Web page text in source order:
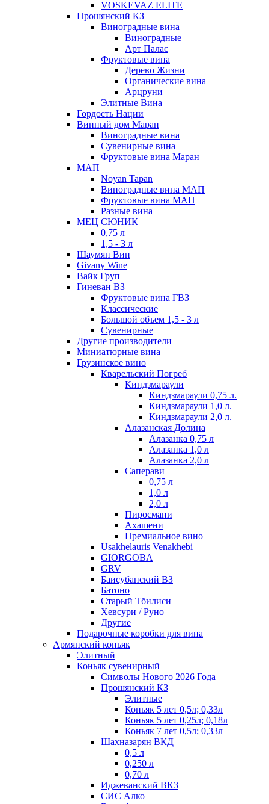
VOSKEVAZ ELITE
Прошянский КЗ
Виноградные вина
Виноградные
Арт Палас
Фруктовые вина
Дерево Жизни
Органические вина
Арцруни
Элитные Вина
Гордость Нации
Винный дом Маран
Виноградные вина
Сувенирные вина
Фруктовые вина Маран
МАП
Noyan Tapan
Виноградные вина МАП
Фруктовые вина МАП
Разные вина
МЕЦ СЮНИК
0,75 л
1,5 - 3 л
Шаумян Вин
Givany Wine
Вайк Груп
Гиневан ВЗ
Фруктовые вина ГВЗ
Классические
Большой объем 1,5 - 3 л
Сувенирные
Другие производители
Миниатюрные вина
Грузинское вино
Кварельский Погреб
Киндзмараули
Киндзмараули 0,75 л.
Киндзмараули 1,0 л.
Киндзмараули 2,0 л.
Алазанская Долина
Алазанка 0,75 л
Алазанка 1,0 л
Алазанка 2,0 л
Саперави
0,75 л
1,0 л
2,0 л
Пиросмани
Ахашени
Премиальное вино
Usakhelauris Venakhebi
GIORGOBA
GRV
Баисубанский ВЗ
Батоно
Старый Тбилиси
Хевсури / Руно
Другие
Подарочные коробки для вина
Армянский коньяк
Элитный
Коньяк сувенирный
Символы Нового 2026 Года
Прошянский КЗ
Элитные
Коньяк 5 лет 0,5л; 0,33л
Коньяк 5 лет 0,25л; 0,18л
Коньяк 7 лет 0,5л; 0,33л
Шахназарян ВКД
0,5 л
0,250 л
0,70 л
Иджеванский ВКЗ
СИС Алко